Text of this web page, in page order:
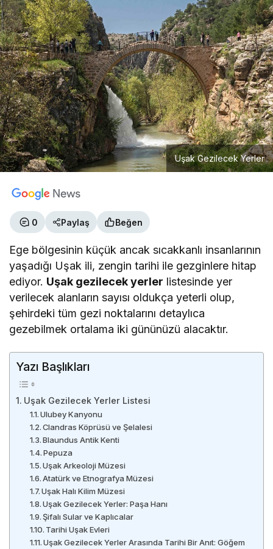
Uşak Gezilecek Yerler
0 Paylaş Beğen
Ege bölgesinin küçük ancak sıcakkanlı insanlarının
yaşadığı Uşak ili, zengin tarihi ile gezginlere hitap
ediyor. Uşak gezilecek yerler listesinde yer
verilecek alanların sayısı oldukça yeterli olup,
şehirdeki tüm gezi noktalarını detaylıca
gezebilmek ortalama iki gününüzü alacaktır.
Yazı Başlıkları
Uşak Gezilecek Yerler Listesi
Ulubey Kanyonu
Clandras Köprüsü ve Şelalesi
Blaundus Antik Kenti
Pepuza
Uşak Arkeoloji Müzesi
Atatürk ve Etnografya Müzesi
Uşak Halı Kilim Müzesi
Uşak Gezilecek Yerler: Paşa Hanı
Şifalı Sular ve Kaplıcalar
Tarihi Uşak Evleri
Uşak Gezilecek Yerler Arasında Tarihi Bir Anıt: Göğem